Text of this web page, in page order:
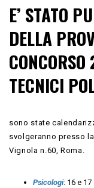
E’ STATO
DELLA
TECNICI
sono state
svolgeranno presso
Vignola n.60, Roma.
Psicologi: 16 e